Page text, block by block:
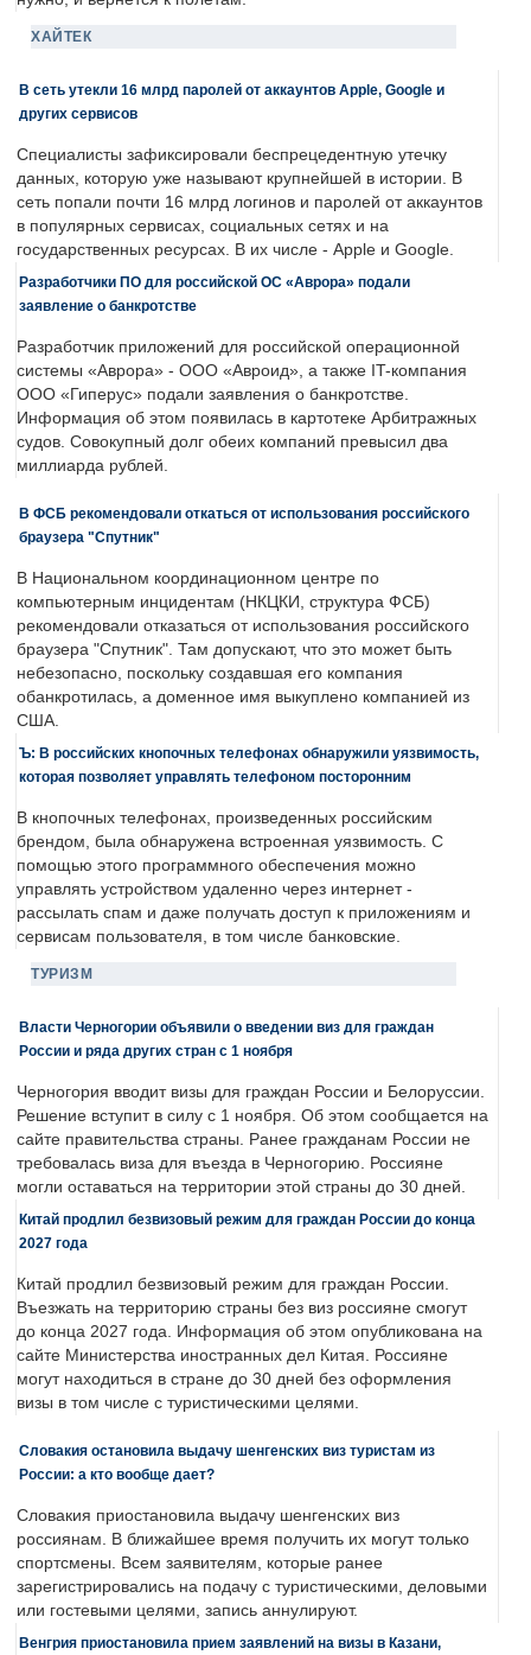
ХАЙТЕК
В сеть утекли 16 млрд паролей от аккаунтов Apple, Google и
других сервисов
Специалисты зафиксировали беспрецедентную утечку
данных, которую уже называют крупнейшей в истории. В
сеть попали почти 16 млрд логинов и паролей от аккаунтов
в популярных сервисах, социальных сетях и на
государственных ресурсах. В их числе - Apple и Google.
Разработчики ПО для российской ОС «Аврора» подали
заявление о банкротстве
Разработчик приложений для российской операционной
системы «Аврора» - ООО «Авроид», а также IT-компания
ООО «Гиперус» подали заявления о банкротстве.
Информация об этом появилась в картотеке Арбитражных
судов. Совокупный долг обеих компаний превысил два
миллиарда рублей.
В ФСБ рекомендовали откаться от использования российского
браузера "Спутник"
В Национальном координационном центре по
компьютерным инцидентам (НКЦКИ, структура ФСБ)
рекомендовали отказаться от использования российского
браузера "Спутник". Там допускают, что это может быть
небезопасно, поскольку создавшая его компания
обанкротилась, а доменное имя выкуплено компанией из
США.
Ъ: В российских кнопочных телефонах обнаружили уязвимость,
которая позволяет управлять телефоном посторонним
В кнопочных телефонах, произведенных российским
брендом, была обнаружена встроенная уязвимость. С
помощью этого программного обеспечения можно
управлять устройством удаленно через интернет -
рассылать спам и даже получать доступ к приложениям и
сервисам пользователя, в том числе банковские.
ТУРИЗМ
Власти Черногории объявили о введении виз для граждан
России и ряда других стран с 1 ноября
Черногория вводит визы для граждан России и Белоруссии.
Решение вступит в силу с 1 ноября. Об этом сообщается на
сайте правительства страны. Ранее гражданам России не
требовалась виза для въезда в Черногорию. Россияне
могли оставаться на территории этой страны до 30 дней.
Китай продлил безвизовый режим для граждан России до конца
2027 года
Китай продлил безвизовый режим для граждан России.
Въезжать на территорию страны без виз россияне смогут
до конца 2027 года. Информация об этом опубликована на
сайте Министерства иностранных дел Китая. Россияне
могут находиться в стране до 30 дней без оформления
визы в том числе с туристическими целями.
Словакия остановила выдачу шенгенских виз туристам из
России: а кто вообще дает?
Словакия приостановила выдачу шенгенских виз
россиянам. В ближайшее время получить их могут только
спортсмены. Всем заявителям, которые ранее
зарегистрировались на подачу с туристическими, деловыми
или гостевыми целями, запись аннулируют.
Венгрия приостановила прием заявлений на визы в Казани,